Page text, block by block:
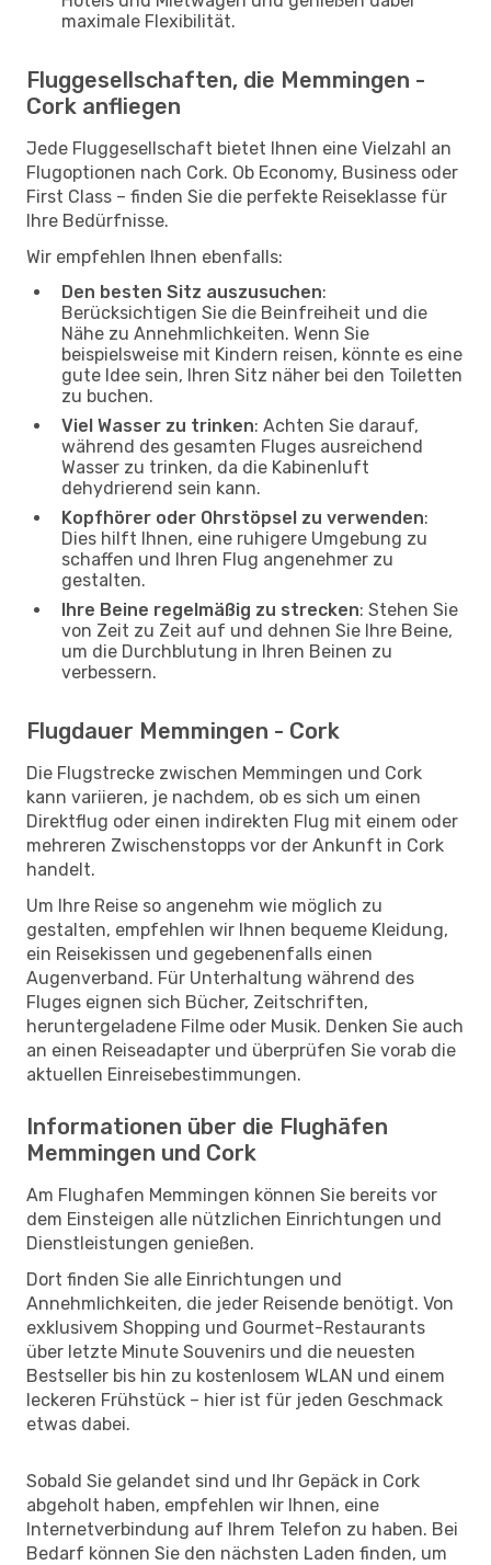
maximale Flexibilität.
Fluggesellschaften, die Memmingen -
Cork anfliegen
Jede Fluggesellschaft bietet Ihnen eine Vielzahl an
Flugoptionen nach Cork. Ob Economy, Business oder
First Class – finden Sie die perfekte Reiseklasse für
Ihre Bedürfnisse.
Wir empfehlen Ihnen ebenfalls:
Den besten Sitz auszusuchen:
Berücksichtigen Sie die Beinfreiheit und die
Nähe zu Annehmlichkeiten. Wenn Sie
beispielsweise mit Kindern reisen, könnte es eine
gute Idee sein, Ihren Sitz näher bei den Toiletten
zu buchen.
Viel Wasser zu trinken: Achten Sie darauf,
während des gesamten Fluges ausreichend
Wasser zu trinken, da die Kabinenluft
dehydrierend sein kann.
Kopfhörer oder Ohrstöpsel zu verwenden:
Dies hilft Ihnen, eine ruhigere Umgebung zu
schaffen und Ihren Flug angenehmer zu
gestalten.
Ihre Beine regelmäßig zu strecken: Stehen Sie
von Zeit zu Zeit auf und dehnen Sie Ihre Beine,
um die Durchblutung in Ihren Beinen zu
verbessern.
Flugdauer Memmingen - Cork
Die Flugstrecke zwischen Memmingen und Cork
kann variieren, je nachdem, ob es sich um einen
Direktflug oder einen indirekten Flug mit einem oder
mehreren Zwischenstopps vor der Ankunft in Cork
handelt.
Um Ihre Reise so angenehm wie möglich zu
gestalten, empfehlen wir Ihnen bequeme Kleidung,
ein Reisekissen und gegebenenfalls einen
Augenverband. Für Unterhaltung während des
Fluges eignen sich Bücher, Zeitschriften,
heruntergeladene Filme oder Musik. Denken Sie auch
an einen Reiseadapter und überprüfen Sie vorab die
aktuellen Einreisebestimmungen.
Informationen über die Flughäfen
Memmingen und Cork
Am Flughafen Memmingen können Sie bereits vor
dem Einsteigen alle nützlichen Einrichtungen und
Dienstleistungen genießen.
Dort finden Sie alle Einrichtungen und
Annehmlichkeiten, die jeder Reisende benötigt. Von
exklusivem Shopping und Gourmet-Restaurants
über letzte Minute Souvenirs und die neuesten
Bestseller bis hin zu kostenlosem WLAN und einem
leckeren Frühstück – hier ist für jeden Geschmack
etwas dabei.
Sobald Sie gelandet sind und Ihr Gepäck in Cork
abgeholt haben, empfehlen wir Ihnen, eine
Internetverbindung auf Ihrem Telefon zu haben. Bei
Bedarf können Sie den nächsten Laden finden, um